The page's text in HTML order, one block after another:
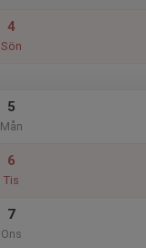
4
Sön
5
Mån
6
Tis
7
Ons